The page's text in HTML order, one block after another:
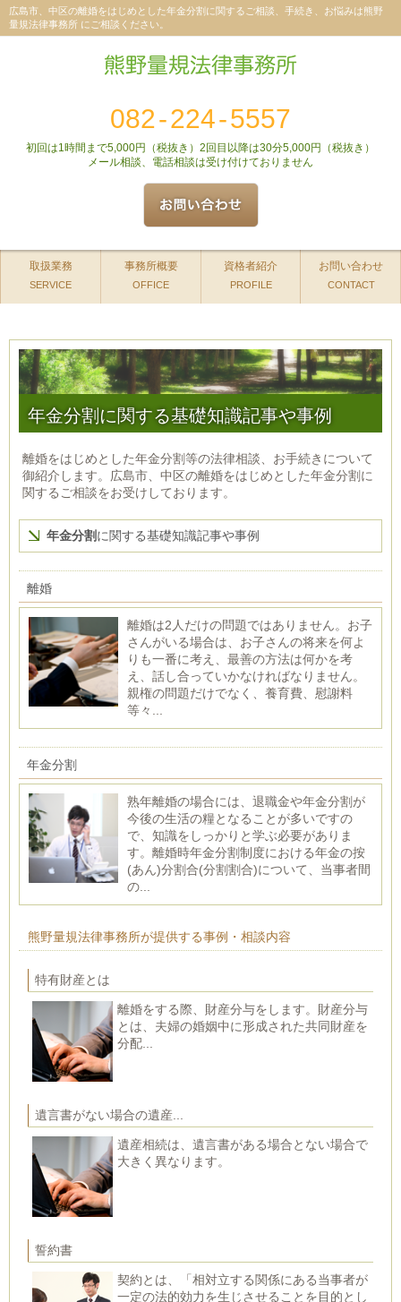
広島市、中区の離婚をはじめとした年金分割に関するご相談、手続き、お悩みは熊野
量規法律事務所 にご相談ください。
082-224-5557
初回は1時間まで5,000円（税抜き）2回目以降は30分5,000円（税抜き）
メール相談、電話相談は受け付けておりません
取扱業務
SERVICE
事務所概要
OFFICE
資格者紹介
PROFILE
お問い合わせ
CONTACT
年金分割に関する基礎知識記事や事例
離婚をはじめとした年金分割等の法律相談、お手続きについて
御紹介します。広島市、中区の離婚をはじめとした年金分割に
関するご相談をお受けしております。
年金分割に関する基礎知識記事や事例
離婚
離婚は2人だけの問題ではありません。お子
さんがいる場合は、お子さんの将来を何よ
りも一番に考え、最善の方法は何かを考
え、話し合っていかなければなりません。
親権の問題だけでなく、養育費、慰謝料
等々...
年金分割
熟年離婚の場合には、退職金や年金分割が
今後の生活の糧となることが多いですの
で、知識をしっかりと学ぶ必要がありま
す。離婚時年金分割制度における年金の按
(あん)分割合(分割割合)について、当事者間
の...
熊野量規法律事務所が提供する事例・相談内容
特有財産とは
離婚をする際、財産分与をします。財産分与
とは、夫婦の婚姻中に形成された共同財産を
分配...
遺言書がない場合の遺産...
遺産相続は、遺言書がある場合とない場合で
大きく異なります。
誓約書
契約とは、「相対立する関係にある当事者が
一定の法的効力を生じさせることを目的とし